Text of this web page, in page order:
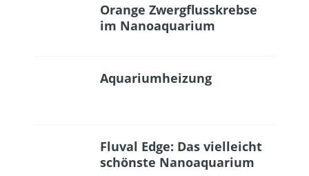
Orange Zwergflusskrebse
im Nanoaquarium
Aquariumheizung
Fluval Edge: Das vielleicht
schönste Nanoaquarium